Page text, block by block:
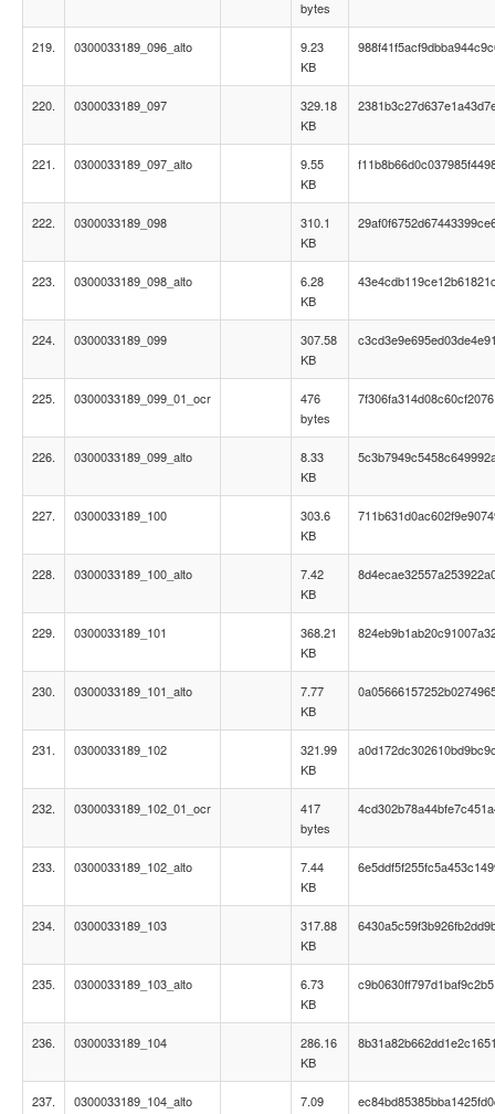
bytes
219. 0300033189_096_alto
9.23
KB
220. 0300033189_097
329.18
KB
221. 0300033189_097_alto
9.55
KB
222. 0300033189_098
310.1
KB
223. 0300033189_098_alto
6.28
KB
224. 0300033189_099
307.58
KB
225. 0300033189_099_01_ocr
476
bytes
226. 0300033189_099_alto
8.33
KB
227. 0300033189_100
303.6
KB
228. 0300033189_100_alto
7.42
KB
229. 0300033189_101
368.21
KB
230. 0300033189_101_alto
7.77
KB
231. 0300033189_102
321.99
KB
232. 0300033189_102_01_ocr
417
bytes
233. 0300033189_102_alto
7.44
KB
234. 0300033189_103
317.88
KB
235. 0300033189_103_alto
6.73
KB
236. 0300033189_104
286.16
KB
237. 0300033189_104_alto
7.09